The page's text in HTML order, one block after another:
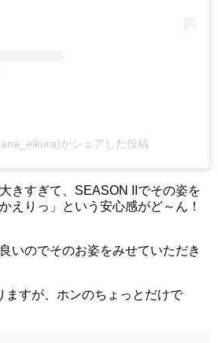
がシェアした投稿
きすぎて、SEASON IIでその姿を
えりっ」という安心感がど～ん！
いのでそのお姿をみせていただき
ますが、ホンのちょっとだけで